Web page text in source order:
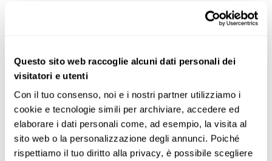
Questo sito web raccoglie alcuni dati personali dei
visitatori e utenti
Con il tuo consenso, noi e i nostri partner utilizziamo i
cookie e tecnologie simili per archiviare, accedere ed
elaborare i dati personali come, ad esempio, la visita al
sito web o la personalizzazione degli annunci. Poiché
rispettiamo il tuo diritto alla privacy, è possibile scegliere
partenza in pullman privato verso il confine birmano e le
circa quaranta chilometri di distanza da Chiang Rai, per
visitare le caratteristiche piantagioni di thè realizzate con
la tecnica dei terrazzamenti, che offrono una
meravigliosa vista panoramica sulle montagne
circostanti. A seguire, sosta al pittoresco mercato del
paesino principale dove sarà possibile incontrare i "popoli
della montagna", gli abitanti dei villaggi tribali di
quest’area remota che si recano al mercato per